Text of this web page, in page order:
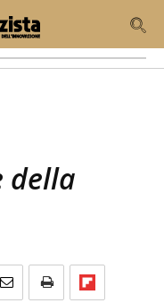
della